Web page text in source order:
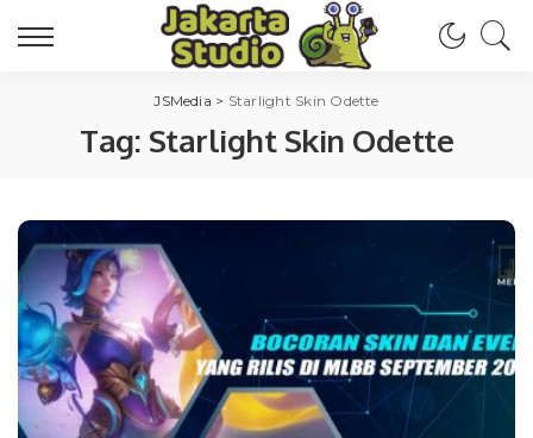
JSMedia > Starlight Skin Odette
Tag: Starlight Skin Odette